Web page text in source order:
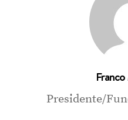
Presidente/